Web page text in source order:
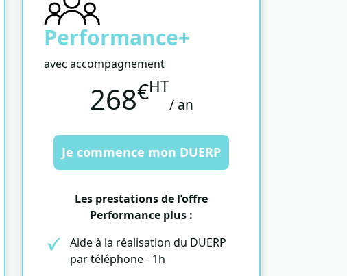
Performance+
avec accompagnement
268€HT
/ an
Je commence mon DUERP
Les prestations de l’offre
Performance plus :
Aide à la réalisation du DUERP
par téléphone - 1h